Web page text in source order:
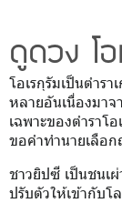
ดูดวง โ
โอเรกุรัมเป็นตำร
หลายอันเนื่องมา
เฉพาะของตำราโ
ขอคำทำนายเลือก
ชาวยิปซี เป็นชนเ
ปรับตัวให้เข้ากับโ